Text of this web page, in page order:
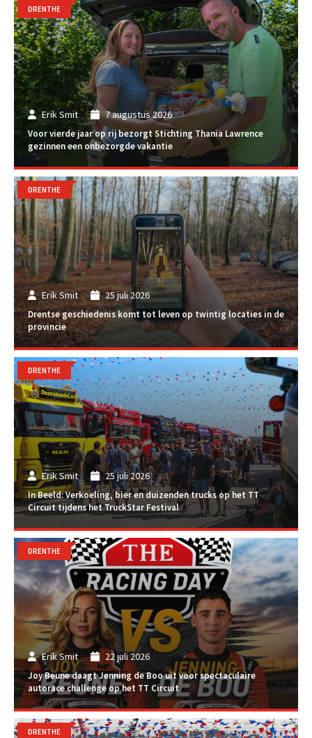
Erik Smit 7 augustus 2026
Voor vierde jaar op rij bezorgt Stichting Thania Lawrence
gezinnen een onbezorgde vakantie
DRENTHE
Erik Smit 25 juli 2026
Drentse geschiedenis komt tot leven op twintig locaties in de
provincie
DRENTHE
Erik Smit 25 juli 2026
In Beeld: Verkoeling, bier en duizenden trucks op het TT
Circuit tijdens het TruckStar Festival
DRENTHE
Erik Smit 22 juli 2026
Joy Beune daagt Jenning de Boo uit voor spectaculaire
autorace challenge op het TT Circuit
DRENTHE
DRENTHE